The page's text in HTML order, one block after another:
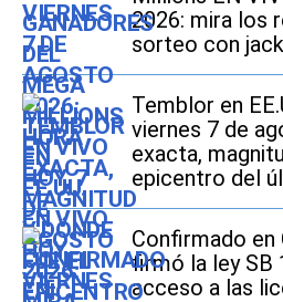
2026: mira los
sorteo con
millones en
Temblor en
viernes 7 de
exacta,
epicentro del
Confirmado en
firmó la ley SB
acceso a las